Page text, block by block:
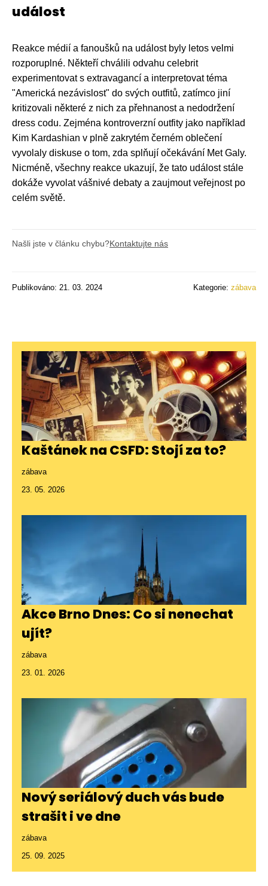
událost
Reakce médií a fanoušků na událost byly letos velmi
rozporuplné. Někteří chválili odvahu celebrit
experimentovat s extravagancí a interpretovat téma
"Americká nezávislost" do svých outfitů, zatímco jiní
kritizovali některé z nich za přehnanost a nedodržení
dress codu. Zejména kontroverzní outfity jako například
Kim Kardashian v plně zakrytém černém oblečení
vyvolaly diskuse o tom, zda splňují očekávání Met Galy.
Nicméně, všechny reakce ukazují, že tato událost stále
dokáže vyvolat vášnivé debaty a zaujmout veřejnost po
celém světě.
Našli jste v článku chybu?Kontaktujte nás
Publikováno: 21. 03. 2024 Kategorie: zábava
Kaštánek na CSFD: Stojí za to?
zábava
23. 05. 2026
Akce Brno Dnes: Co si nenechat
ujít?
zábava
23. 01. 2026
Nový seriálový duch vás bude
strašit i ve dne
zábava
25. 09. 2025